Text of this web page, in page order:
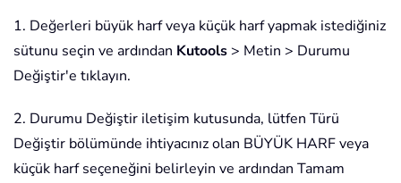
1. Değerleri büyük harf veya küçük harf yapmak istediğiniz
sütunu seçin ve ardından Kutools > Metin > Durumu
Değiştir'e tıklayın.
2. Durumu Değiştir iletişim kutusunda, lütfen Türü
Değiştir bölümünde ihtiyacınız olan BÜYÜK HARF veya
küçük harf seçeneğini belirleyin ve ardından Tamam